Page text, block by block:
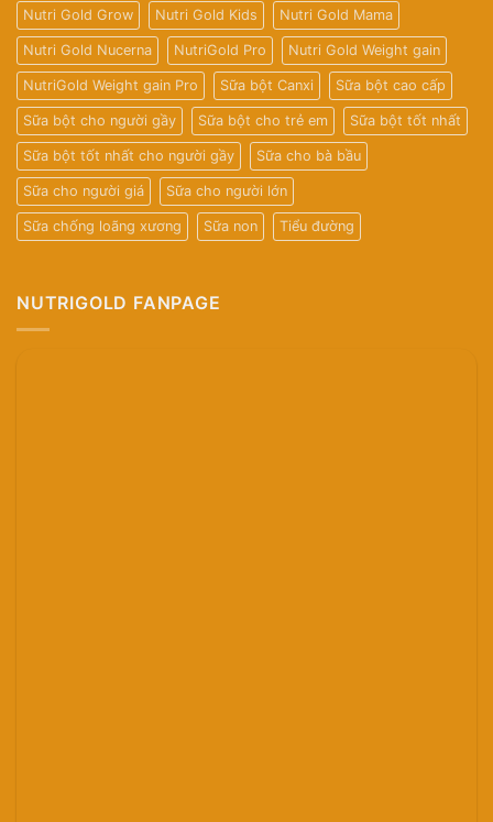
Nutri Gold Grow Nutri Gold Kids Nutri Gold Mama
Nutri Gold Nucerna NutriGold Pro Nutri Gold Weight gain
NutriGold Weight gain Pro Sữa bột Canxi Sữa bột cao cấp
Sữa bột cho người gầy Sữa bột cho trẻ em Sữa bột tốt nhất
Sữa bột tốt nhất cho người gầy Sữa cho bà bầu
Sữa cho người giá Sữa cho người lớn
Sữa chống loãng xương Sữa non Tiểu đường
NUTRIGOLD FANPAGE